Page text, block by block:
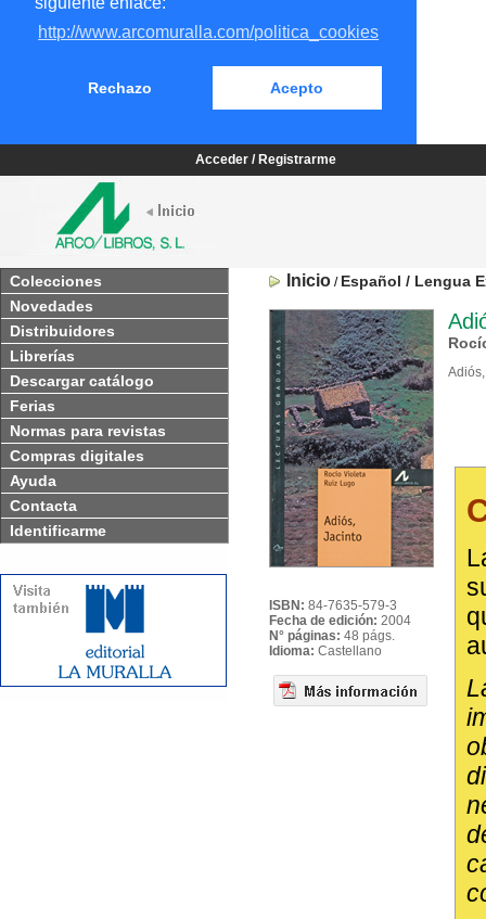
http://www.arcomuralla.com/politica_cookies
Rechazo Acepto
Acceder / Registrarme
Colecciones
Novedades
Distribuidores
Librerías
Descargar catálogo
Ferias
Normas para revistas
Compras digitales
Ayuda
Contacta
Identificarme
Inicio / Español / Lengua
ISBN: 84-7635-579-3
Fecha de edición: 2004
N° páginas: 48 págs.
Idioma: Castellano